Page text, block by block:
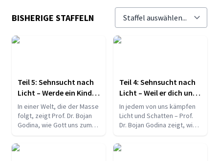
BISHERIGE STAFFELN
Teil 5: Sehnsucht nach
Licht – Werde ein Kind
des Lichts
In einer Welt, die der Masse
folgt, zeigt Prof. Dr. Bojan
Godina, wie Gott uns zum
Entscheiden einlädt.
Teil 4: Sehnsucht nach
Licht – Weil er dich und
dein Leben neu macht
In jedem von uns kämpfen
Licht und Schatten – Prof.
Dr. Bojan Godina zeigt, wie
stärken will, um als Kinder
des Lichts zu leben.